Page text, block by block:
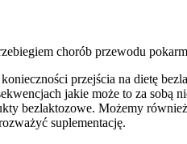
chorób przewodu
przejścia na dietę
jakie może to za sobą
bezlaktozowe. Możemy
suplementację.